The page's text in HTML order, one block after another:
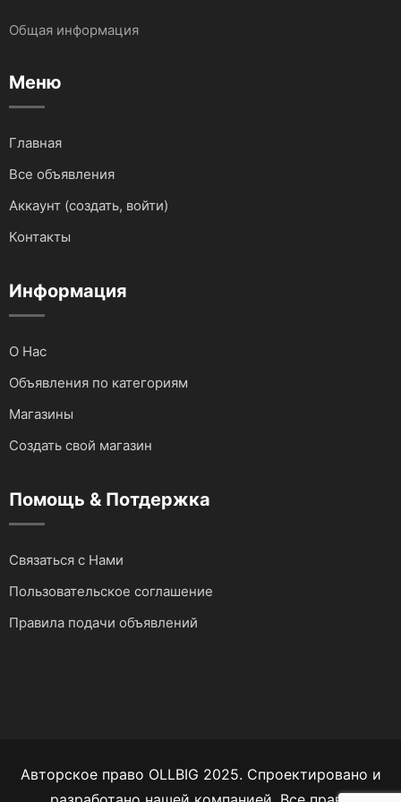
Запчасти и Аксессуары
Для мототехники
Общая информация
Меню
Главная
Все объявления
Аккаунт (создать, войти)
Контакты
Информация
О Нас
Объявления по категориям
Магазины
Создать свой магазин
Помощь & Потдержка
Связаться с Нами
Пользовательское соглашение
Правила подачи объявлений
Авторское право OLLBIG 2025. Спроектировано и